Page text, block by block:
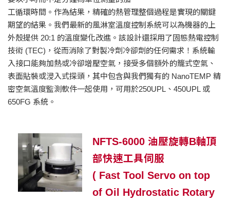
工循環時間。作為結果，精確的熱管理整個過程是實現的關鍵
期望的結果。我們最新的風淋室溫度控制系統可以為機器的上
外殼提供 20:1 的溫度變化改進。該設計還採用了固態熱電控制
技術 (TEC)，從而消除了對製冷劑冷卻劑的任何需求！系統輸
入接口能夠加熱或冷卻增壓空氣，接受多個額外的籠式空氣、
表面貼裝或浸入式探頭，其中包含與我們獨有的 NanoTEMP 精
密空氣溫度監測軟件一起使用，可用於250UPL、450UPL 或
650FG 系統。
NFTS-6000 油壓旋轉B軸頂
部快速工具伺服
( Fast Tool Servo on top
of Oil Hydrostatic Rotary